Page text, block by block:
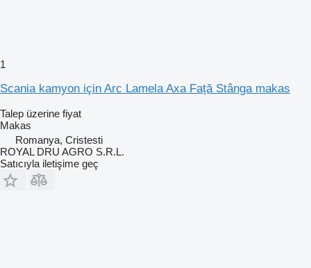
1
Scania kamyon için Arc Lamela Axa Față Stânga makas
Talep üzerine fiyat
Makas
Romanya, Cristesti
ROYAL DRU AGRO S.R.L.
Satıcıyla iletişime geç